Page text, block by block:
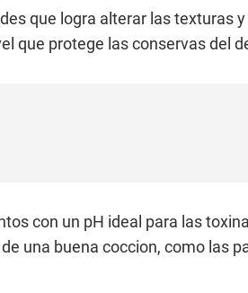
que logra alterar las texturas
que protege las conservas del
con un pH ideal para las
una buena coccion, como las